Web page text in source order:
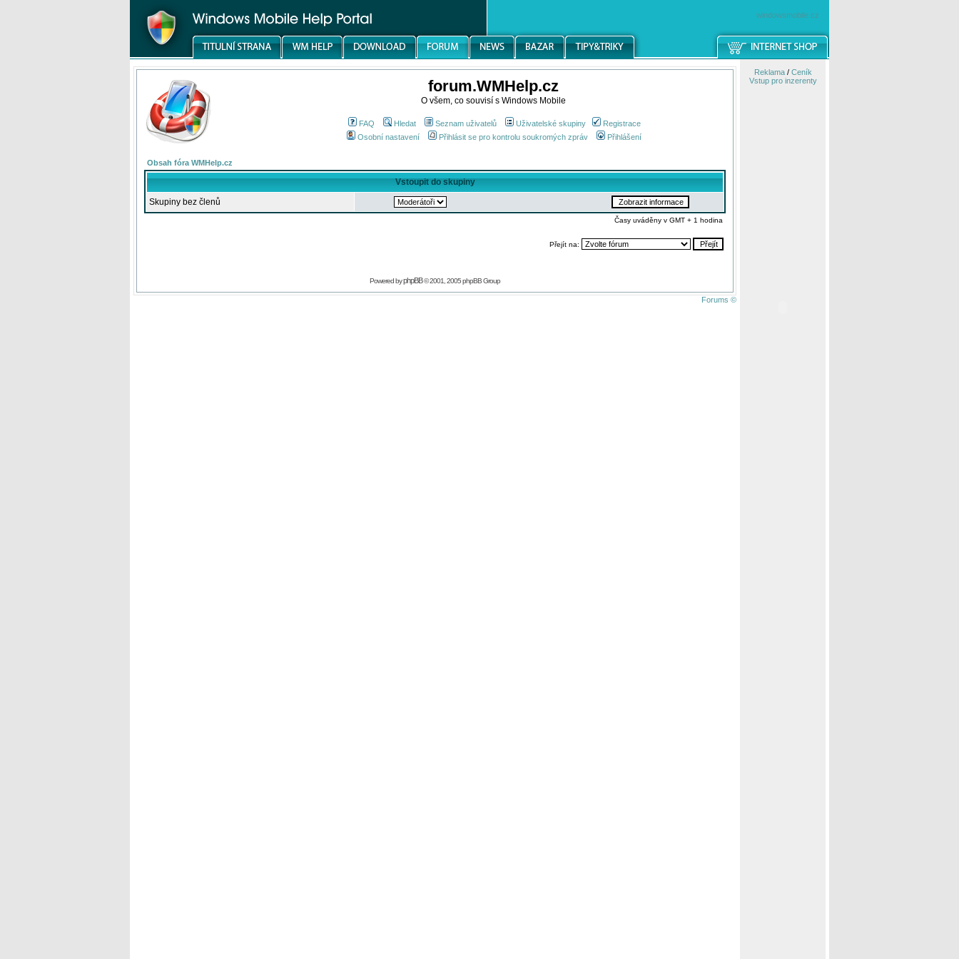
windowsmobile.cz
forum.WMHelp.cz
O všem, co souvisí s Windows Mobile
FAQ Hledat Seznam uživatelů Uživatelské skupiny
Registrace
Osobní nastavení
Přihlásit se pro kontrolu soukromých zpráv Přihlášení
Obsah fóra WMHelp.cz
Vstoupit do skupiny
Skupiny bez členů
Časy uváděny v GMT + 1 hodina
Přejít na:
Powered byphpBB© 2001, 2005 phpBB Group
Forums ©
Reklama/ Ceník
Vstup pro inzerenty